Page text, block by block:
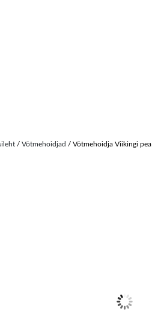
/Võtmehoidjad / Võtmehoidja Viikingi pea